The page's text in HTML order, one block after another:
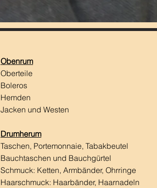
Obenrum
Oberteile
Boleros
Hemden
Jacken und Westen
Drumherum
Taschen, Portemonnaie, Tabakbeutel
Bauchtaschen und Bauchgürtel
Schmuck: Ketten, Armbänder, Ohrringe
Haarschmuck: Haarbänder, Haarnadeln